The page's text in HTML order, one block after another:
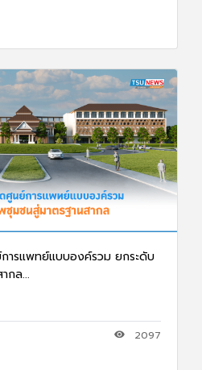
ารแพทย์แบบองค์รวม ยกระดับ
กล...
2097